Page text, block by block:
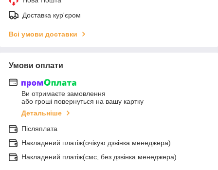
Доставка кур'єром
Всі умови доставки
Умови оплати
Ви отримаєте замовлення
або гроші повернуться на вашу картку
Детальніше
Післяплата
Накладений платіж(очікую дзвінка менеджера)
Накладений платіж(смс, без дзвінка менеджера)